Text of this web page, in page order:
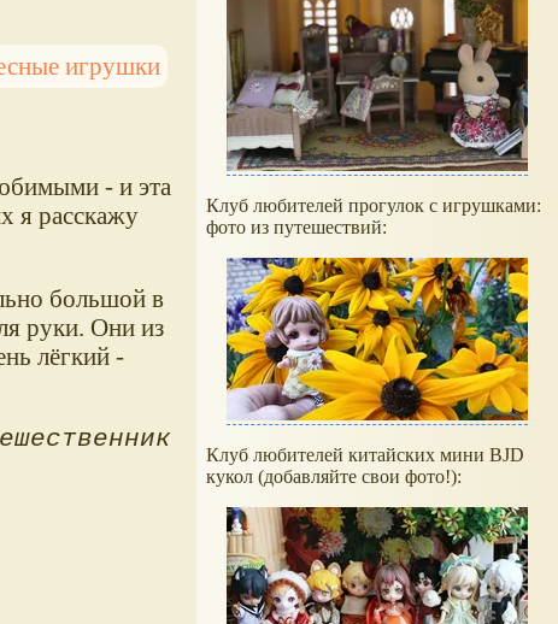
игрушки
- и эта
я расскажу
большой в
руки. Они из
лёгкий -
Клуб любителей прогулок с игрушками:
фото из путешествий:
Клуб любителей китайских мини BJD
кукол (добавляйте свои фото!):